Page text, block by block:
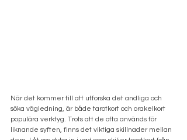
När det kommer till att utforska det andliga och
söka vägledning, är både tarotkort och orakelkort
populära verktyg. Trots att de ofta används för
liknande syften, finns det viktiga skillnader mellan